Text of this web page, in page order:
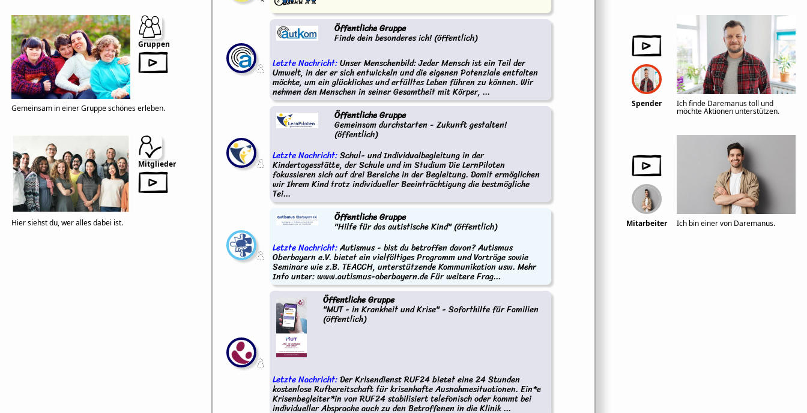
Gruppen
Gemeinsam in einer Gruppe schönes erleben.
Mitglieder
Hier siehst du, wer alles dabei ist.
Öffentliche Gruppe
Finde dein besonderes ich! (öffentlich)
Letzte Nachricht:Unser Menschenbild: Jeder Mensch ist ein Teil der
Umwelt, in der er sich entwickeln und die eigenen Potenziale entfalten
möchte, um ein glückliches und erfülltes Leben führen zu können. Wir
nehmen den Menschen in seiner Gesamtheit mit Körper, ...
Öffentliche Gruppe
Gemeinsam durchstarten - Zukunft gestalten!
(öffentlich)
Letzte Nachricht:Schul- und Individualbegleitung in der
Kindertagesstätte, der Schule und im Studium Die LernPiloten
fokussieren sich auf drei Bereiche in der Begleitung. Damit ermöglichen
wir Ihrem Kind trotz individueller Beeinträchtigung die bestmögliche
Tei...
Öffentliche Gruppe
"Hilfe für das autistische Kind" (öffentlich)
Letzte Nachricht:Autismus - bist du betroffen davon? Autismus
Oberbayern e.V. bietet ein vielfältiges Programm und Vorträge sowie
Seminare wie z.B. TEACCH, unterstützende Kommunikation usw. Mehr
Info unter: www.autismus-oberbayern.de Für weitere Frag...
Öffentliche Gruppe
"MUT - in Krankheit und Krise" - Soforthilfe für Familien
(öffentlich)
Letzte Nachricht:Der Krisendienst RUF24 bietet eine 24 Stunden
kostenlose Rufbereitschaft für krisenhafte Ausnahmesituationen. Ein*e
Krisenbegleiter*in von RUF24 stabilisiert telefonisch oder kommt bei
individueller Absprache auch zu den Betroffenen in die Klinik ...
Spender Ich finde Daremanus toll und
möchte Aktionen unterstützen.
Mitarbeiter Ich bin einer von Daremanus.